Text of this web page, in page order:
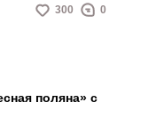
300 0
поляна» с